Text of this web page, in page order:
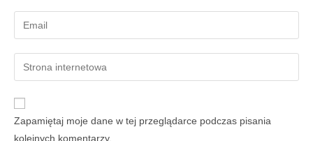
Zapamiętaj moje dane w tej przeglądarce podczas pisania
kolejnych komentarzy.